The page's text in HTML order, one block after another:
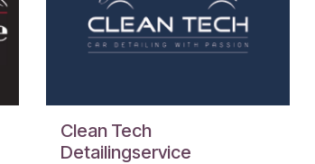
Clean Tech
Detailingservice